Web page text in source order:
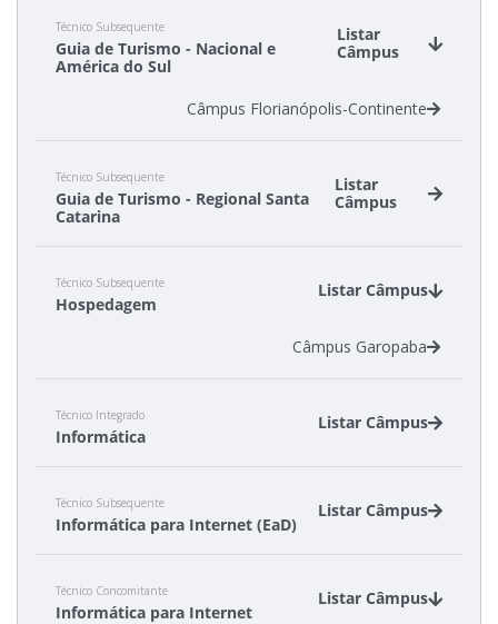
Técnico Subsequente
Guia de Turismo - Nacional e
América do Sul
Listar
Câmpus
Câmpus Florianópolis-Continente
Técnico Subsequente
Guia de Turismo - Regional Santa
Catarina
Listar
Câmpus
Câmpus Garopaba
Técnico Subsequente
Hospedagem
Listar Câmpus
Câmpus Garopaba
Técnico Integrado
Informática
Listar Câmpus
Câmpus Canoinhas
Câmpus Garopaba
Câmpus Gaspar
Câmpus Xanxerê
Técnico Subsequente
Informática para Internet (EaD)
Listar Câmpus
Câmpus São Lourenço do Oeste
Técnico Concomitante
Informática para Internet
Listar Câmpus